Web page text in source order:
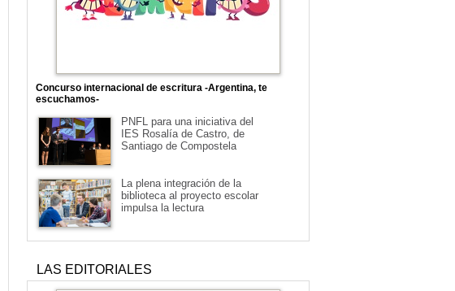
Concurso internacional de escritura -Argentina, te
escuchamos-
PNFL para una iniciativa del
IES Rosalía de Castro, de
Santiago de Compostela
La plena integración de la
biblioteca al proyecto escolar
impulsa la lectura
LAS EDITORIALES